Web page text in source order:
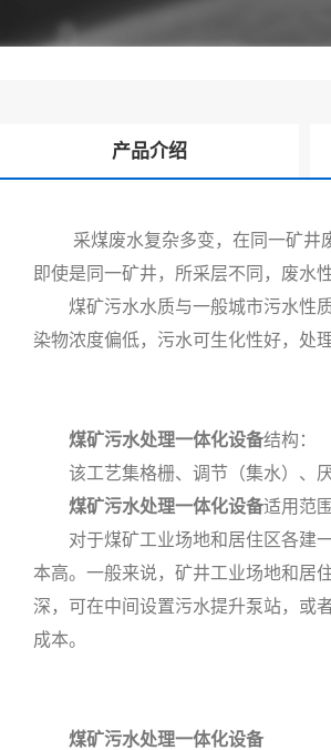
产品介绍
采煤废水复杂多变，在同一矿井废
即使是同一矿井，所采层不同，废水
煤矿污水水质与一般城市污水性质
染物浓度偏低，污水可生化性好，处
煤矿污水处理一体化设备结构：
该工艺集格栅、调节（集水）、厌
煤矿污水处理一体化设备适用范围
对于煤矿工业场地和居住区各建一
本高。一般来说，矿井工业场地和居
深，可在中间设置污水提升泵站，或
成本。
煤矿污水处理一体化设备